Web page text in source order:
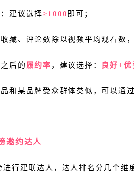
建议选择≥1000 即可；
藏、评论数除以视频平均观看数
后的 履约率 ，建议选择： 良好+优
和某品牌受众群体类似，可以通
邀约达人
行建联达人，达人排名分几个维